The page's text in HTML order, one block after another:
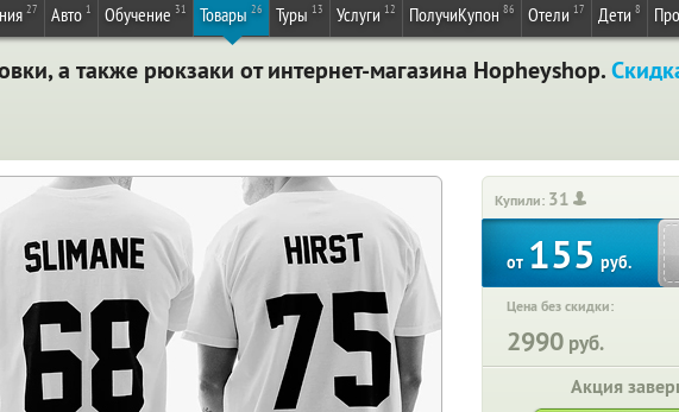
27 Авто 1 Обучение 31 Товары 26 Туры 13 Услуги 12 ПолучиКупон 86 Отели 17 Дети 8
а также рюкзаки от интернет-магазина Hopheyshop.
Купили: 31
от155руб.
Цена без скидки:
2990 руб.
Акция